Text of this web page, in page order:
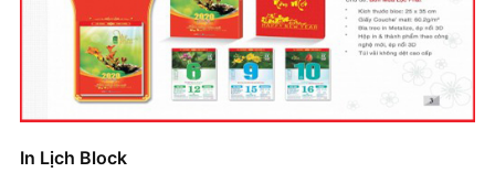
In Lịch Block